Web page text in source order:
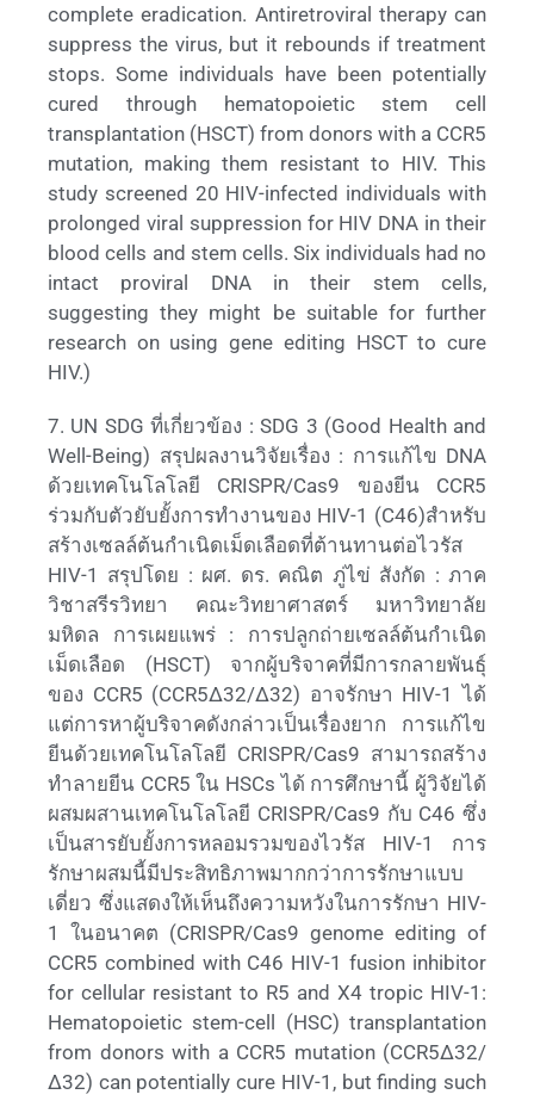
complete eradication. Antiretroviral therapy can
suppress the virus, but it rebounds if treatment
stops. Some individuals have been potentially
cured through hematopoietic stem cell
transplantation (HSCT) from donors with a CCR5
mutation, making them resistant to HIV. This
study screened 20 HIV-infected individuals with
prolonged viral suppression for HIV DNA in their
blood cells and stem cells. Six individuals had no
intact proviral DNA in their stem cells,
suggesting they might be suitable for further
research on using gene editing HSCT to cure
HIV.)
7. UN SDG ที่เกี่ยวข้อง : SDG 3 (Good Health and
Well-Being) สรุปผลงานวิจัยเรื่อง : การแก้ไข DNA
ด้วยเทคโนโลโลยี CRISPR/Cas9 ของยีน CCR5
ร่วมกับตัวยับยั้งการทำงานของ HIV-1 (C46)สำหรับ
สร้างเซลล์ต้นกำเนิดเม็ดเลือดที่ต้านทานต่อไวรัส
HIV-1 สรุปโดย : ผศ. ดร. คณิต ภู่ไข่ สังกัด : ภาค
วิชาสรีรวิทยา คณะวิทยาศาสตร์ มหาวิทยาลัย
มหิดล การเผยแพร่ : การปลูกถ่ายเซลล์ต้นกำเนิด
เม็ดเลือด (HSCT) จากผู้บริจาคที่มีการกลายพันธุ์
ของ CCR5 (CCR5Δ32/Δ32) อาจรักษา HIV-1 ได้
แต่การหาผู้บริจาคดังกล่าวเป็นเรื่องยาก การแก้ไข
ยีนด้วยเทคโนโลโลยี CRISPR/Cas9 สามารถสร้าง
ทำลายยีน CCR5 ใน HSCs ได้ การศึกษานี้ ผู้วิจัยได้
ผสมผสานเทคโนโลโลยี CRISPR/Cas9 กับ C46 ซึ่ง
เป็นสารยับยั้งการหลอมรวมของไวรัส HIV-1 การ
รักษาผสมนี้มีประสิทธิภาพมากกว่าการรักษาแบบ
เดี่ยว ซึ่งแสดงให้เห็นถึงความหวังในการรักษา HIV-
1 ในอนาคต (CRISPR/Cas9 genome editing of
CCR5 combined with C46 HIV-1 fusion inhibitor
for cellular resistant to R5 and X4 tropic HIV-1:
Hematopoietic stem-cell (HSC) transplantation
from donors with a CCR5 mutation (CCR5Δ32/
Δ32) can potentially cure HIV-1, but finding such